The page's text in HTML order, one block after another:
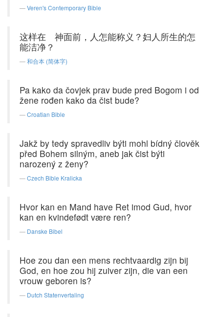
Veren's Contemporary Bible
这样在 神面前，人怎能称义？妇人所生的怎
能洁净？
和合本 (简体字)
Pa kako da čovjek prav bude pred Bogom i od
žene rođen kako da čist bude?
Croatian Bible
Jakž by tedy spravedliv býti mohl bídný člověk
před Bohem silným, aneb jak čist býti
narozený z ženy?
Czech Bible Kralicka
Hvor kan en Mand have Ret imod Gud, hvor
kan en kvindefødt være ren?
Danske Bibel
Hoe zou dan een mens rechtvaardig zijn bij
God, en hoe zou hij zuiver zijn, die van een
vrouw geboren is?
Dutch Statenvertaling